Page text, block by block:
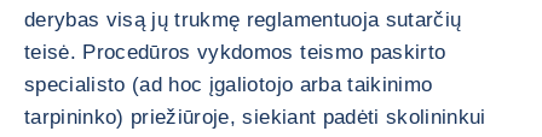
derybas visą jų trukmę reglamentuoja sutarčių
teisė. Procedūros vykdomos teismo paskirto
specialisto (ad hoc įgaliotojo arba taikinimo
tarpininko) priežiūroje, siekiant padėti skolininkui